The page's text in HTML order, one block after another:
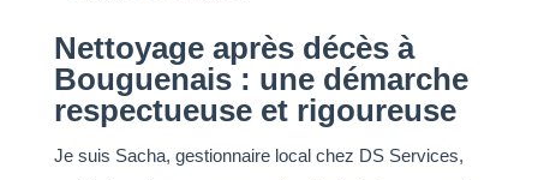
Nettoyage après décès à
Bouguenais : une démarche
respectueuse et rigoureuse
Je suis Sacha, gestionnaire local chez DS Services,